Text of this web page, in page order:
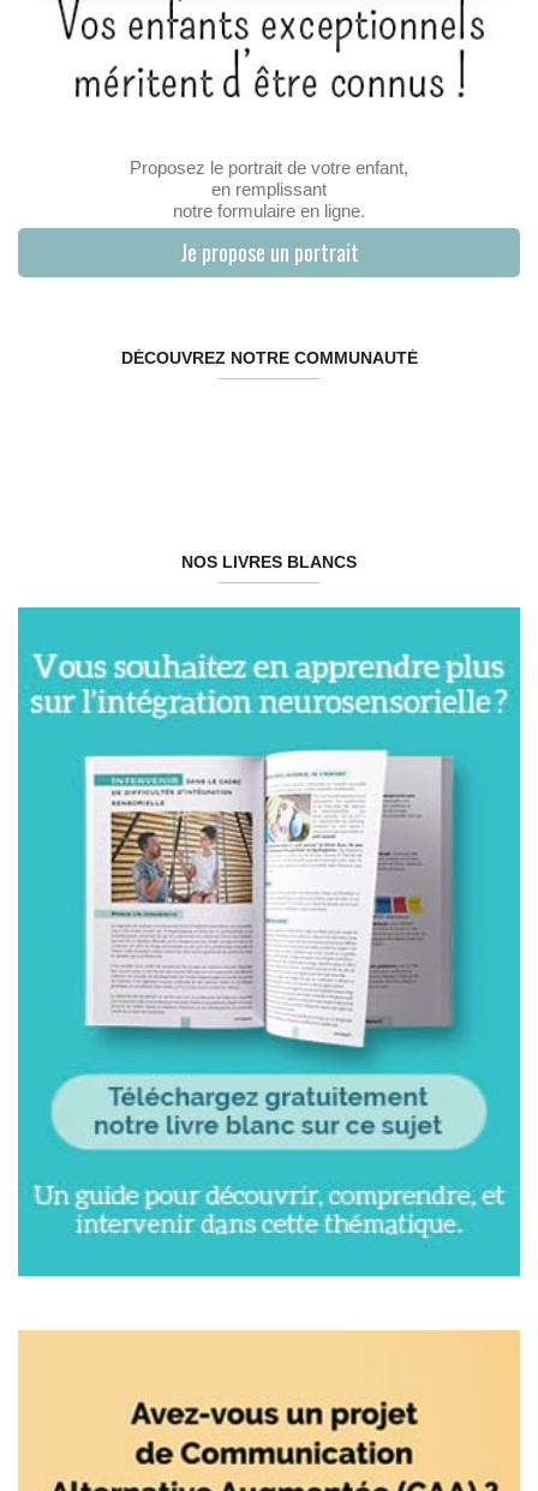
Proposez le portrait de votre enfant,
en remplissant
notre formulaire en ligne.
Je propose un portrait
DÉCOUVREZ NOTRE COMMUNAUTÉ
NOS LIVRES BLANCS